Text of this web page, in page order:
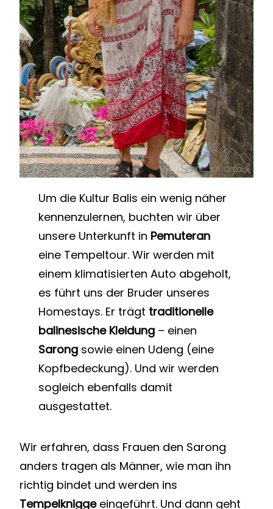
Um die Kultur Balis ein wenig näher
kennenzulernen, buchten wir über
unsere Unterkunft in Pemuteran
eine Tempeltour. Wir werden mit
einem klimatisierten Auto abgeholt,
es führt uns der Bruder unseres
Homestays. Er trägt traditionelle
balinesische Kleidung – einen
Sarongsowie einen Udeng (eine
Kopfbedeckung). Und wir werden
sogleich ebenfalls damit
ausgestattet.
Wir erfahren, dass Frauen den Sarong
anders tragen als Männer, wie man ihn
richtig bindet und werden ins
Tempelkniggeeingeführt. Und dann geht